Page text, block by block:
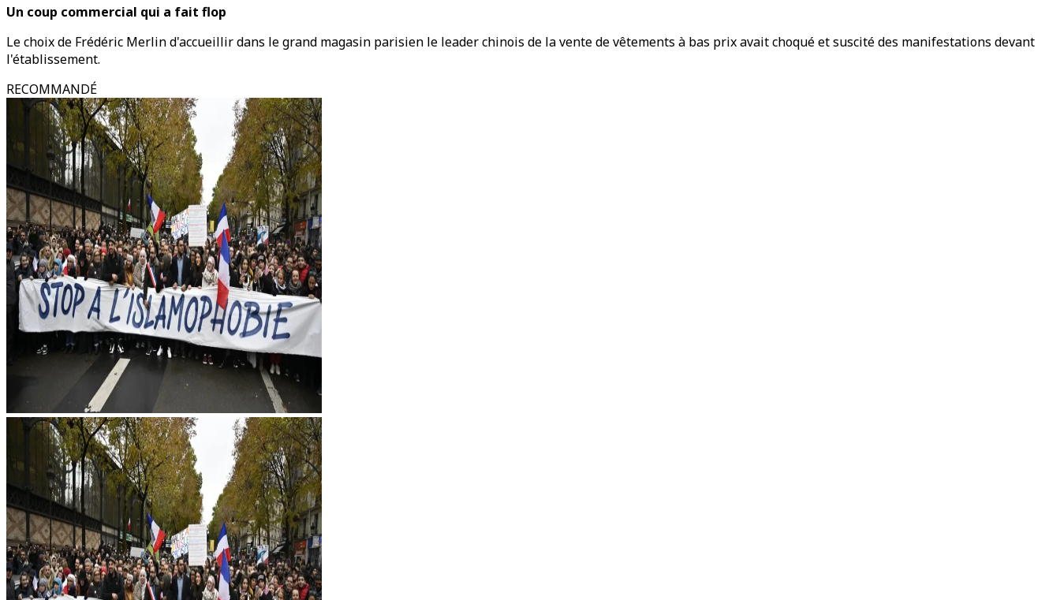
Un coup commercial qui a fait flop
Le choix de Frédéric Merlin d'accueillir dans le grand magasin parisien le leader chinois de la vente de vêtements à bas prix avait choqué et suscité des manifestations devant
l'établissement.
RECOMMANDÉ